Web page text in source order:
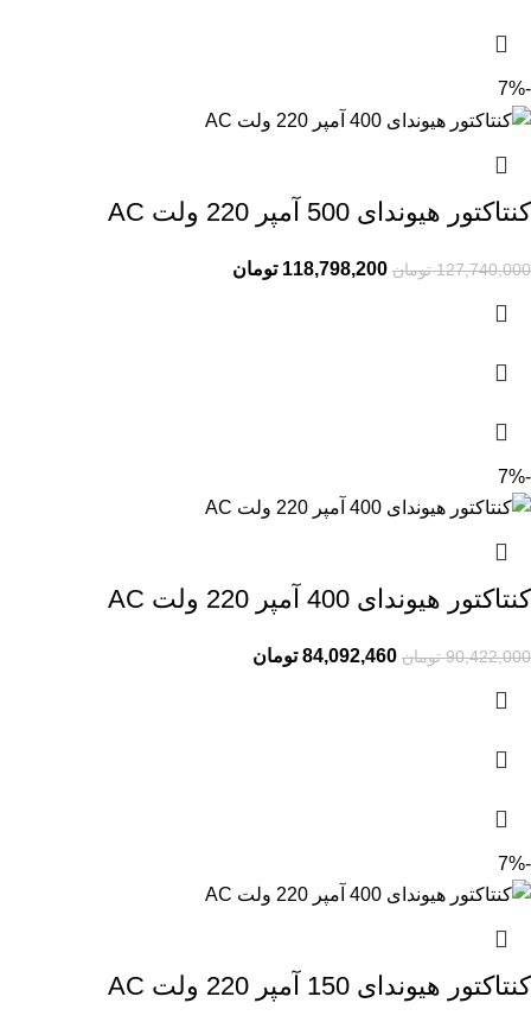
-7%
کنتاکتور هیوندای 500 آمپر 220 ولت AC
127,740,000 تومان 118,798,200 تومان
-7%
کنتاکتور هیوندای 400 آمپر 220 ولت AC
90,422,000 تومان 84,092,460 تومان
-7%
کنتاکتور هیوندای 150 آمپر 220 ولت AC